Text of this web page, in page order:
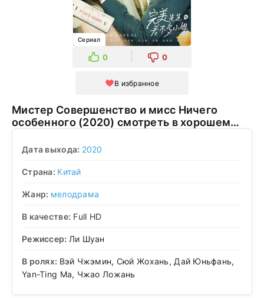
Сериал
0 0
В избранное
Мистер Совершенство и мисс Ничего
особенного (2020) смотреть в хорошем
Дата выхода: 2020
Страна: Китай
Жанр: мелодрама
В качестве: Full HD
Режиссер: Ли Шуан
В ролях: Вэй Чжэмин, Сюй Жохань, Дай Юньфань,
Yan-Ting Ma, Чжао Ложань